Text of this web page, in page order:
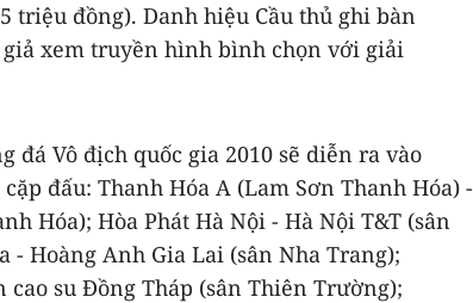
triệu đồng). Danh hiệu Cầu thủ ghi bàn
xem truyền hình bình chọn với giải
đá Vô địch quốc gia 2010 sẽ diễn ra vào
đấu: Thanh Hóa A (Lam Sơn Thanh Hóa) -
Hóa); Hòa Phát Hà Nội - Hà Nội T&T (sân
- Hoàng Anh Gia Lai (sân Nha Trang);
su Đồng Tháp (sân Thiên Trường);